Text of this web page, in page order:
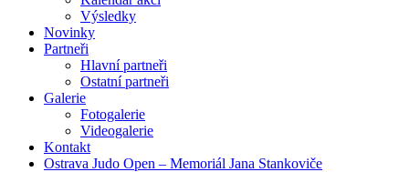
Výsledky
Novinky
Partneři
Hlavní partneři
Ostatní partneři
Galerie
Fotogalerie
Videogalerie
Kontakt
Ostrava Judo Open – Memoriál Jana Stankoviče